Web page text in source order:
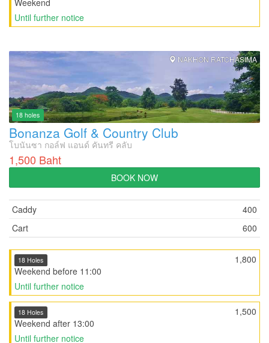
Weekend
Until further notice
NAKHON RATCHASIMA
18 holes
Bonanza Golf & Country Club
โบนันซา กอล์ฟ แอนด์ คันทรี คลับ
1,500 Baht
BOOK NOW
Caddy
400
Cart
600
1,800
18 Holes
Weekend before 11:00
Until further notice
1,500
18 Holes
Weekend after 13:00
Until further notice